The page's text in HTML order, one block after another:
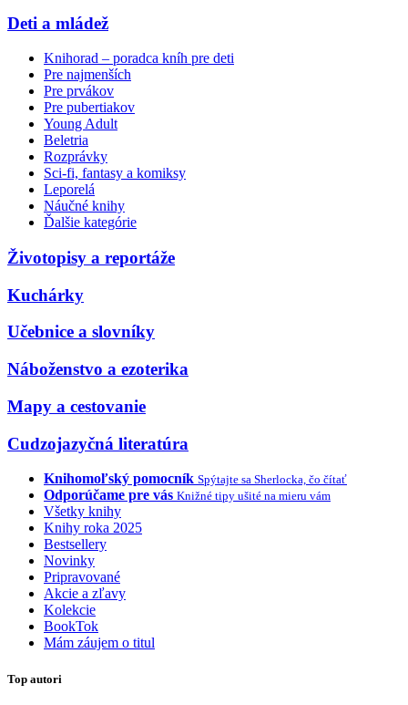
Deti a mládež
Knihorad – poradca kníh pre deti
Pre najmenších
Pre prvákov
Pre pubertiakov
Young Adult
Beletria
Rozprávky
Sci-fi, fantasy a komiksy
Leporelá
Náučné knihy
Ďalšie kategórie
Životopisy a reportáže
Kuchárky
Učebnice a slovníky
Náboženstvo a ezoterika
Mapy a cestovanie
Cudzojazyčná literatúra
Knihomoľský pomocník Spýtajte sa Sherlocka, čo čítať
Odporúčame pre vás Knižné tipy ušité na mieru vám
Všetky knihy
Knihy roka 2025
Bestsellery
Novinky
Pripravované
Akcie a zľavy
Kolekcie
BookTok
Mám záujem o titul
Top autori